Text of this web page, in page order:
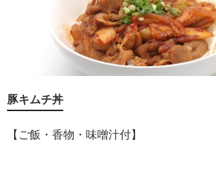
豚キムチ丼
【ご飯・香物・味噌汁付】